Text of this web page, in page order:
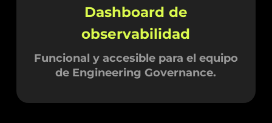
Dashboard de
observabilidad
Funcional y accesible para el equipo
de Engineering Governance.